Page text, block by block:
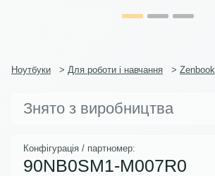
Ноутбуки > Для роботи і навчання > Zenbook
Знято з виробництва
Конфігурація / партномер:
90NB0SM1-M007R0